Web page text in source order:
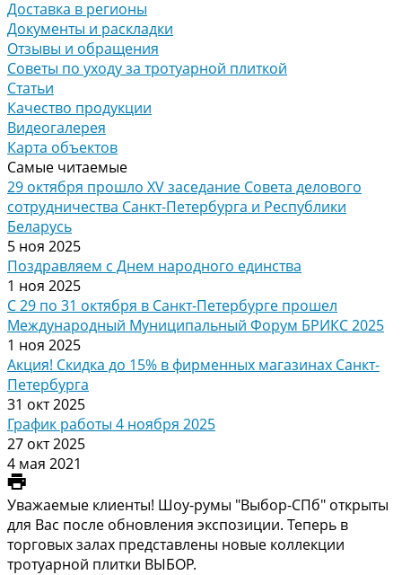
Доставка в регионы
Документы и раскладки
Отзывы и обращения
Советы по уходу за тротуарной плиткой
Статьи
Качество продукции
Видеогалерея
Карта объектов
Самые читаемые
29 октября прошло XV заседание Совета делового
сотрудничества Санкт-Петербурга и Республики
Беларусь
5 ноя 2025
Поздравляем с Днем народного единства
1 ноя 2025
С 29 по 31 октября в Санкт-Петербурге прошел
Международный Муниципальный Форум БРИКС 2025
1 ноя 2025
Акция! Скидка до 15% в фирменных магазинах Санкт-
Петербурга
31 окт 2025
График работы 4 ноября 2025
27 окт 2025
4 мая 2021
Уважаемые клиенты! Шоу-румы "Выбор-СПб" открыты
для Вас после обновления экспозиции. Теперь в
торговых залах представлены новые коллекции
тротуарной плитки ВЫБОР.